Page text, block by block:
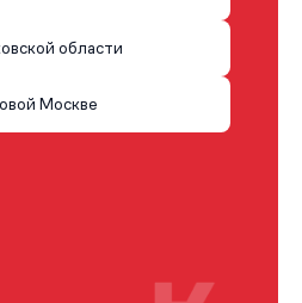
области
Москве